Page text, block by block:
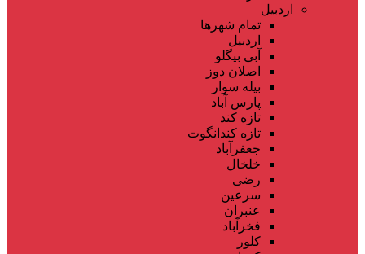
اردبیل
تمام شهر‌ها
اردبیل
آبی بیگلو
اصلان دوز
بیله سوار
پارس آباد
تازه کند
تازه کندانگوت
جعفرآباد
خلخال
رضی
سرعین
عنبران
فخرآباد
کلور